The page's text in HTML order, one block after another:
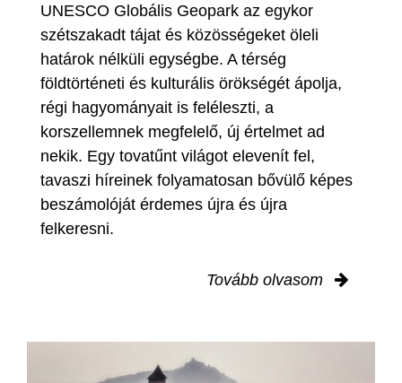
UNESCO Globális Geopark az egykor
szétszakadt tájat és közösségeket öleli
határok nélküli egységbe. A térség
földtörténeti és kulturális örökségét ápolja,
régi hagyományait is feléleszti, a
korszellemnek megfelelő, új értelmet ad
nekik. Egy tovatűnt világot elevenít fel,
tavaszi híreinek folyamatosan bővülő képes
beszámolóját érdemes újra és újra
felkeresni.
Tovább olvasom